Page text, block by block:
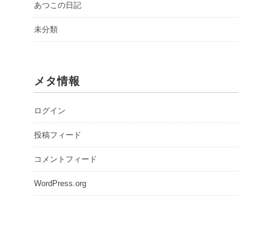
あつこの日記
未分類
メタ情報
ログイン
投稿フィード
コメントフィード
WordPress.org